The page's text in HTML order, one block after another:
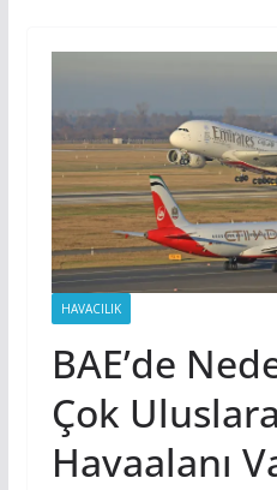
HAVACILIK
BAE’de
Çok
Havaalanı